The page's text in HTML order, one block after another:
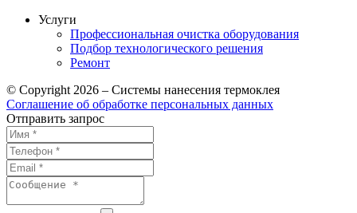
Услуги
Профессиональная очистка оборудования
Подбор технологического решения
Ремонт
© Copyright 2026 – Системы нанесения термоклея
Соглашение об обработке персональных данных
Отправить запрос